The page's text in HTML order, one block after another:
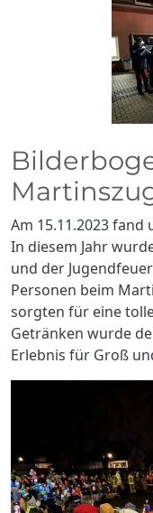
Martinszug
Am 15.11.2023
In diesem Jahr
und der
Personen beim
sorgten für eine
Getränken wurde
Erlebnis für Groß